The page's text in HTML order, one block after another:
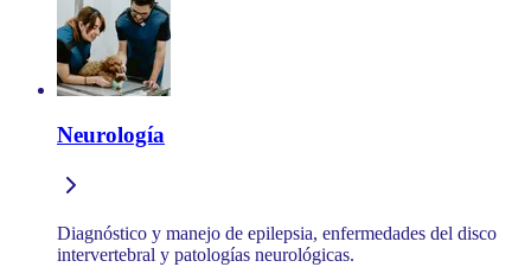
Neurología
Diagnóstico y manejo de epilepsia, enfermedades del disco
intervertebral y patologías neurológicas.